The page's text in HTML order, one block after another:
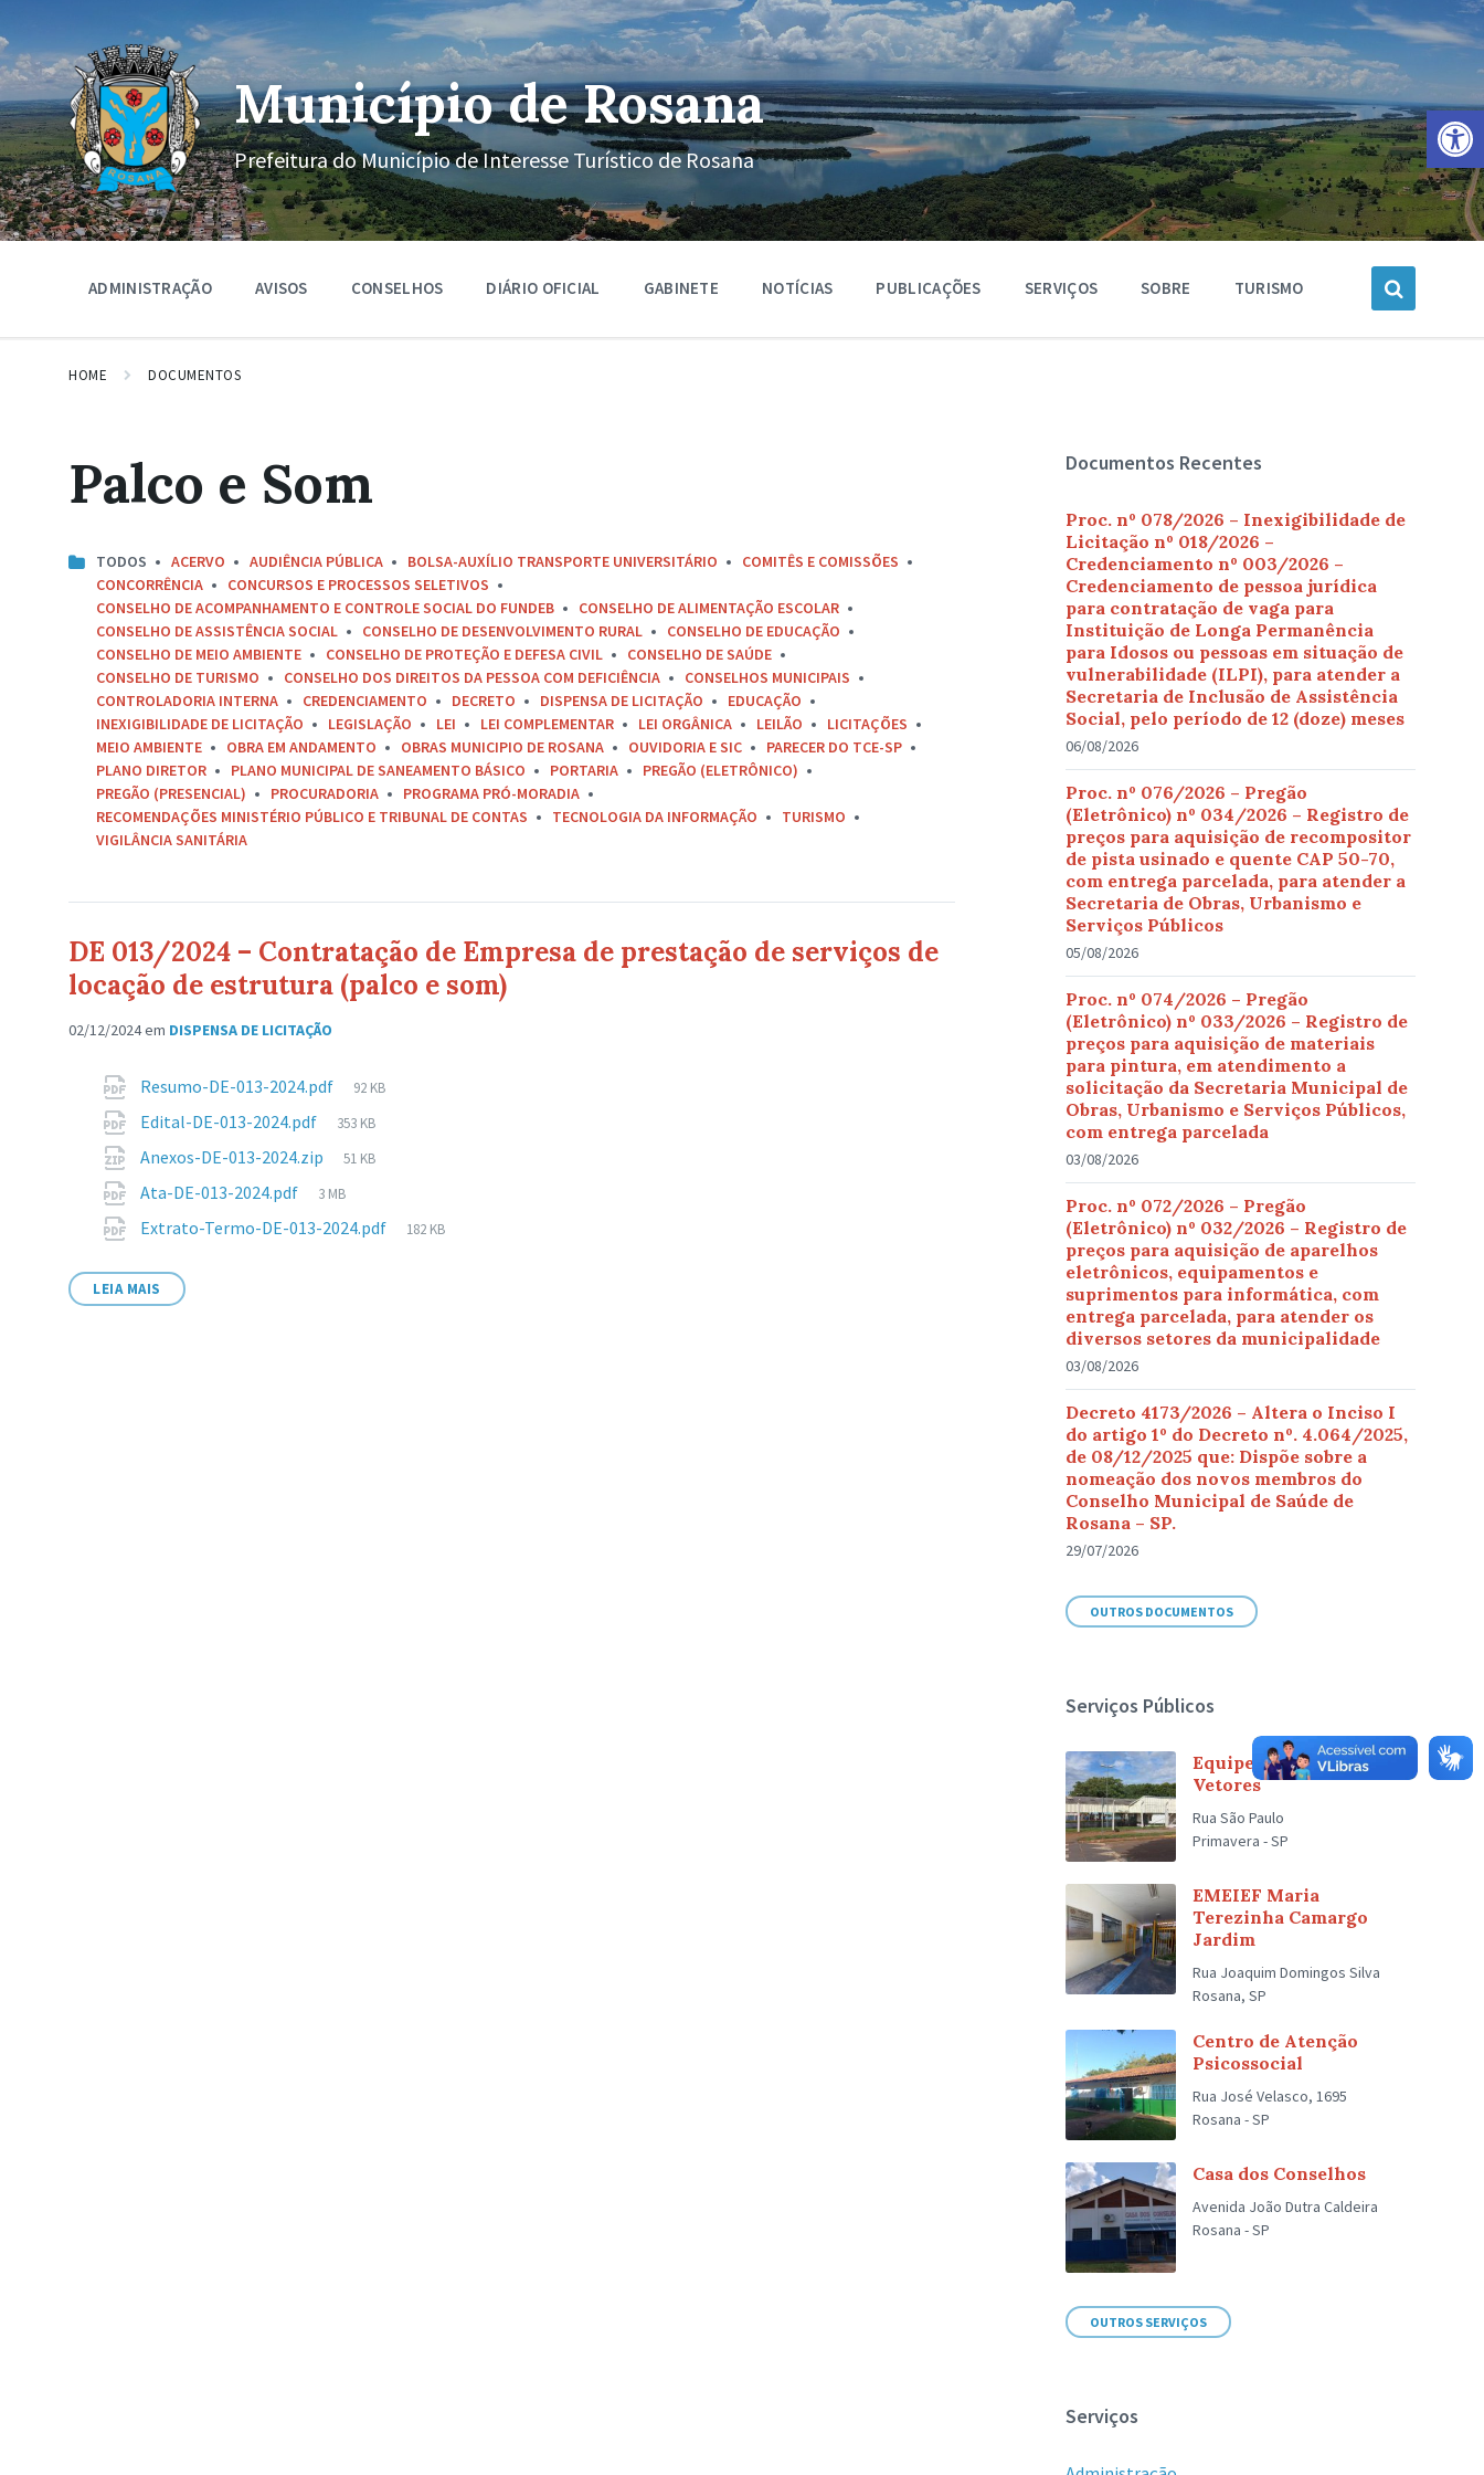
Barra de Ferramentas Aberta
o
conteúdo
a
navegação
principal
o
rodapé
Município de Rosana
Prefeitura do Município de Interesse Turístico de Rosana
ADMINISTRAÇÃO AVISOS CONSELHOS DIÁRIO OFICIAL GABINETE NOTÍCIAS PUBLICAÇÕES SERVIÇOS SOBRE TURISMO
HOME DOCUMENTOS
Palco e Som
TODOS ACERVO AUDIÊNCIA PÚBLICA BOLSA-AUXÍLIO TRANSPORTE UNIVERSITÁRIO
COMITÊS E COMISSÕES
CONCORRÊNCIA
CONCURSOS E PROCESSOS SELETIVOS
CONSELHO DE ACOMPANHAMENTO E CONTROLE SOCIAL DO FUNDEB
CONSELHO DE ALIMENTAÇÃO ESCOLAR
CONSELHO DE ASSISTÊNCIA SOCIAL
CONSELHO DE DESENVOLVIMENTO RURAL
CONSELHO DE EDUCAÇÃO
CONSELHO DE MEIO AMBIENTE
CONSELHO DE PROTEÇÃO E DEFESA CIVIL
CONSELHO DE SAÚDE
CONSELHO DE TURISMO
CONSELHO DOS DIREITOS DA PESSOA COM DEFICIÊNCIA
CONSELHOS MUNICIPAIS
CONTROLADORIA INTERNA
CREDENCIAMENTO DECRETO DISPENSA DE LICITAÇÃO
EDUCAÇÃO
INEXIGIBILIDADE DE LICITAÇÃO
LEGISLAÇÃO LEI LEI COMPLEMENTAR LEI ORGÂNICA LEILÃO
LICITAÇÕES
MEIO AMBIENTE
OBRA EM ANDAMENTO OBRAS MUNICIPIO DE ROSANA OUVIDORIA E SIC
PARECER DO TCE-SP
PLANO DIRETOR
PLANO MUNICIPAL DE SANEAMENTO BÁSICO PORTARIA
PREGÃO (ELETRÔNICO)
PREGÃO (PRESENCIAL)
PROCURADORIA
PROGRAMA PRÓ-MORADIA
RECOMENDAÇÕES MINISTÉRIO PÚBLICO E TRIBUNAL DE CONTAS
TECNOLOGIA DA INFORMAÇÃO
TURISMO
VIGILÂNCIA SANITÁRIA
DE 013/2024 – Contratação de Empresa de prestação de serviços de
locação de estrutura (palco e som)
02/12/2024em DISPENSA DE LICITAÇÃO
AnexosResumo-DE-013-2024.pdf
Tamanho
arquivo:
92 KB
Edital-DE-013-2024.pdf
Tamanho
arquivo:
353 KB
Anexos-DE-013-2024.zip
Tamanho
arquivo:
51 KB
Ata-DE-013-2024.pdf
Tamanho
arquivo:
3 MB
Extrato-Termo-DE-013-2024.pdf
Tamanho
182 KB
LEIA MAIS
Documentos Recentes
Proc. nº 078/2026 – Inexigibilidade de
Licitação nº 018/2026 –
Credenciamento nº 003/2026 –
Credenciamento de pessoa jurídica
para contratação de vaga para
Instituição de Longa Permanência
para Idosos ou pessoas em situação de
vulnerabilidade (ILPI), para atender a
Secretaria de Inclusão de Assistência
Social, pelo período de 12 (doze) meses
06/08/2026
Proc. nº 076/2026 – Pregão
(Eletrônico) nº 034/2026 – Registro de
preços para aquisição de recompositor
de pista usinado e quente CAP 50-70,
com entrega parcelada, para atender a
Secretaria de Obras, Urbanismo e
Serviços Públicos
05/08/2026
Proc. nº 074/2026 – Pregão
(Eletrônico) nº 033/2026 – Registro de
preços para aquisição de materiais
para pintura, em atendimento a
solicitação da Secretaria Municipal de
Obras, Urbanismo e Serviços Públicos,
com entrega parcelada
03/08/2026
Proc. nº 072/2026 – Pregão
(Eletrônico) nº 032/2026 – Registro de
preços para aquisição de aparelhos
eletrônicos, equipamentos e
suprimentos para informática, com
entrega parcelada, para atender os
diversos setores da municipalidade
03/08/2026
Decreto 4173/2026 – Altera o Inciso I
do artigo 1º do Decreto nº. 4.064/2025,
de 08/12/2025 que: Dispõe sobre a
nomeação dos novos membros do
Conselho Municipal de Saúde de
Rosana – SP.
29/07/2026
OUTROS DOCUMENTOS
Serviços Públicos
Equipe de Controle de
Vetores
Rua São Paulo
Primavera - SP
EMEIEF Maria
Terezinha Camargo
Jardim
Rua Joaquim Domingos Silva
Rosana, SP
Centro de Atenção
Psicossocial
Rua José Velasco, 1695
Rosana - SP
Casa dos Conselhos
Avenida João Dutra Caldeira
Rosana - SP
OUTROS SERVIÇOS
Serviços